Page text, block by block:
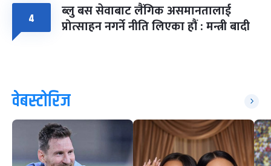
४ ब्लु बस सेवाबाट लैंगिक असमानतालाई
प्रोत्साहन नगर्ने नीति लिएका हौं : मन्त्री बादी
वेबस्टोरिज